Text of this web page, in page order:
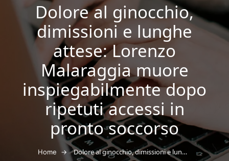
Dolore al ginocchio,
dimissioni e lunghe
attese: Lorenzo
Malaraggia muore
inspiegabilmente dopo
ripetuti accessi in
pronto soccorso
Home → Dolore al ginocchio, dimissioni e lunghe attese: Lorenzo Malaraggia muore inspiegabilmente dopo ripetuti accessi in pronto soccorso